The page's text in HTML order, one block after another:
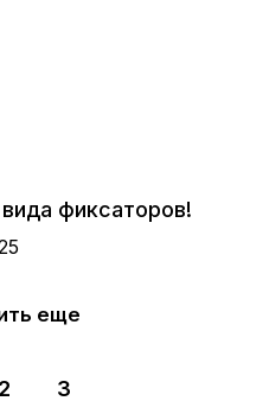
фиксаторов!
еще
2 3